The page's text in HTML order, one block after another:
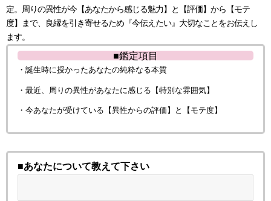
定。周りの異性が今【あなたから感じる魅力】と【評価】から【モテ
度】まで、良縁を引き寄せるため『今伝えたい』大切なことをお伝えし
ます。
■鑑定項目
・誕生時に授かったあなたの純粋なる本質
・最近、周りの異性があなたに感じる【特別な雰囲気】
・今あなたが受けている【異性からの評価】と【モテ度】
■あなたについて教えて下さい